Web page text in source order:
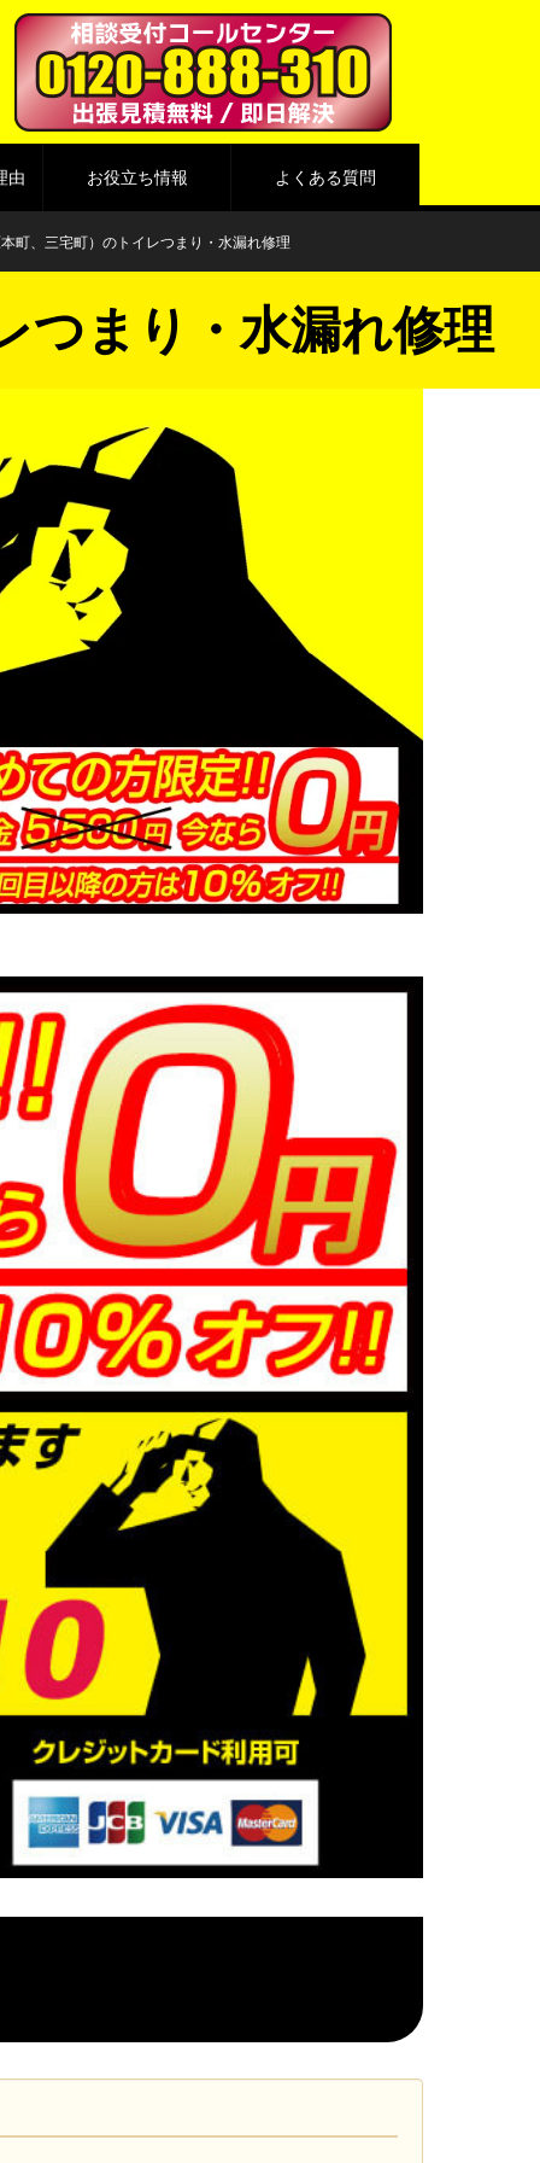
由 お役立ち情報 よくある質問
町、三宅町）のトイレつまり・水漏れ修理
つまり・水漏れ修理